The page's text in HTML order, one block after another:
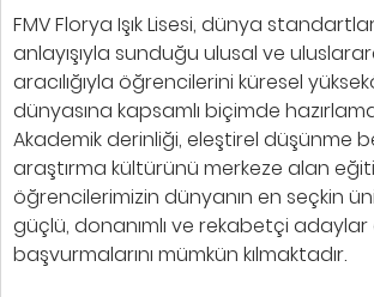
FMV Florya Işık Lisesi, dünya
anlayışıyla sunduğu ulusal ve
aracılığıyla öğrencilerini küresel
dünyasına kapsamlı biçimde
Akademik derinliği, eleştirel düşünme
araştırma kültürünü merkeze alan
öğrencilerimizin dünyanın en seçkin
güçlü, donanımlı ve rekabetçi
başvurmalarını mümkün kılmaktadır.